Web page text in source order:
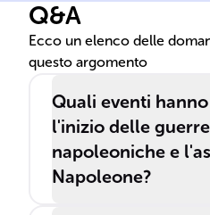
Napoleone
varie alleanze
Q&A
Ecco un elenco delle
questo argomento
Quali eventi
l'inizio delle guerre
napoleoniche e
Napoleone?